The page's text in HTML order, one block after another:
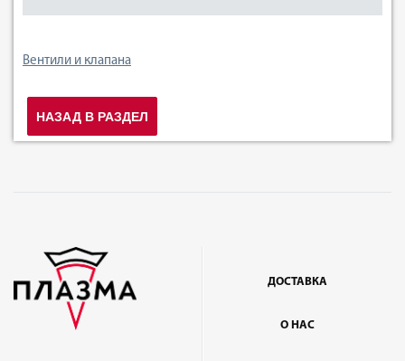
Вентили и клапана
НАЗАД В РАЗДЕЛ
ДОСТАВКА
О НАС